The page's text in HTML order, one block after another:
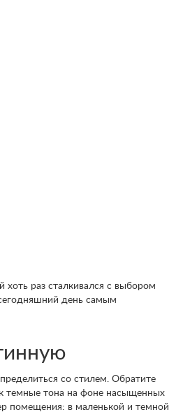
хоть раз сталкивался с выбором
день самым
со стилем. Обратите
темные тона на фоне насыщенных
помещения: в маленькой и темной